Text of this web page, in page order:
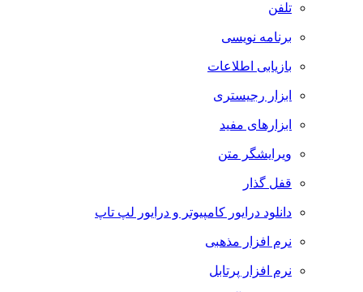
تلفن
برنامه نویسی
بازیابی اطلاعات
ابزار رجیستری
ابزارهای مفید
ویرایشگر متن
قفل گذار
دانلود درایور کامپیوتر و درایور لپ تاپ
نرم افزار مذهبی
نرم افزار پرتابل